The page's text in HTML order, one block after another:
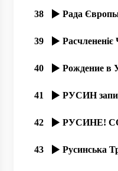
38
39
40
41
42
43